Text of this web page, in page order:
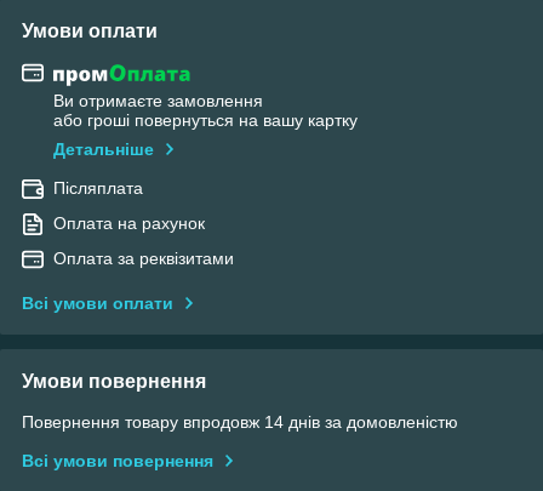
Умови оплати
Ви отримаєте замовлення
або гроші повернуться на вашу картку
Детальніше
Післяплата
Оплата на рахунок
Оплата за реквізитами
Всі умови оплати
Умови повернення
Повернення товару впродовж 14 днів за домовленістю
Всі умови повернення